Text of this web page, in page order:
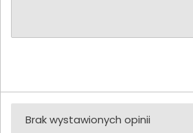
Brak wystawionych opinii